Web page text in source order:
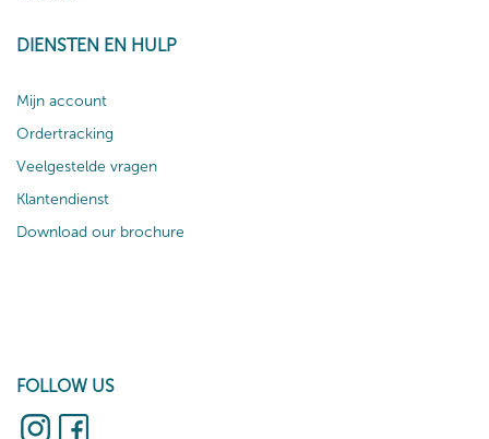
DIENSTEN EN HULP
Mijn account
Ordertracking
Veelgestelde vragen
Klantendienst
Download our brochure
FOLLOW US